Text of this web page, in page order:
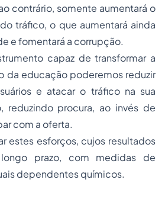
contrário, somente aumentará o
tráfico, o que aumentará ainda
e fomentará a corrupção.
capaz de transformar a
da educação poderemos reduzir
e atacar o tráfico na sua
reduzindo procura, ao invés de
com a oferta.
estes esforços, cujos resultados
prazo, com medidas de
dependentes químicos.